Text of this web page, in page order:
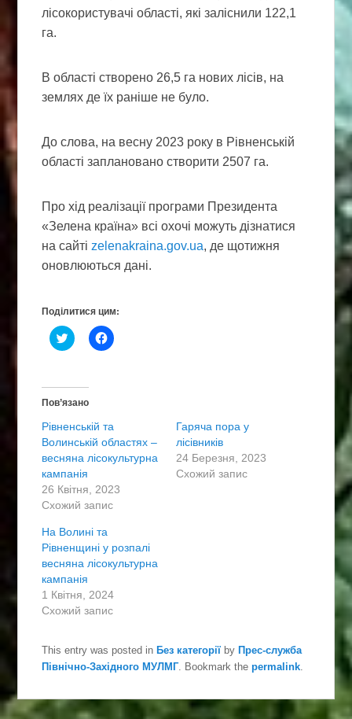
лісокористувачі області, які заліснили 122,1
га.
В області створено 26,5 га нових лісів, на
землях де їх раніше не було.
До слова, на весну 2023 року в Рівненській
області заплановано створити 2507 га.
Про хід реалізації програми Президента
«Зелена країна» всі охочі можуть дізнатися
на сайтіzelenakraina.gov.ua, де щотижня
оновлюються дані.
Поділитися цим:
Н
а
н
т
,
щ
о
б
п
о
ш
и
и
т
и
н
а
T
w
i
t
(
В
і
р
и
Н
а
щ
о
б
п
о
и
и
е
р
е
F
a
c
o
k
(
д
Пов’язано
Рівненській та
Волинській областях –
весняна лісокультурна
кампанія
26 Квітня, 2023
Схожий запис
Гаряча пора у
лісівників
24 Березня, 2023
Схожий запис
На Волині та
Рівненщині у розпалі
весняна лісокультурна
кампанія
1 Квітня, 2024
Схожий запис
This entry was posted inБез категорії byПрес-служба
Північно-Західного МУЛМГ. Bookmark thepermalink